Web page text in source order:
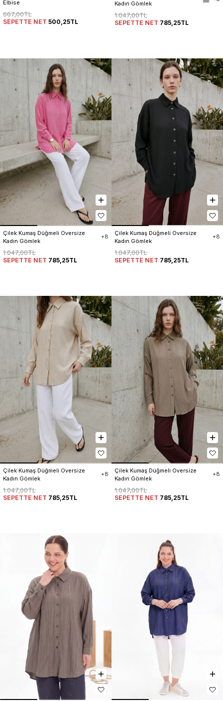
Elbise
667,00TL
SEPETTE NET 500,25TL
Kadın Gömlek
1.047,00TL
SEPETTE NET 785,25TL
Çilek Kumaş Düğmeli Oversize
Kadın Gömlek
+8
1.047,00TL
SEPETTE NET 785,25TL
Çilek Kumaş Düğmeli Oversize
Kadın Gömlek
+8
1.047,00TL
SEPETTE NET 785,25TL
Çilek Kumaş Düğmeli Oversize
Kadın Gömlek
+8
1.047,00TL
SEPETTE NET 785,25TL
Çilek Kumaş Düğmeli Oversize
Kadın Gömlek
+8
1.047,00TL
SEPETTE NET 785,25TL